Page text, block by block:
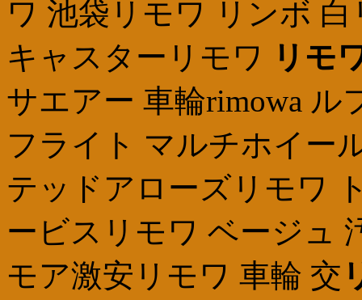
ワ 池袋リモワ リンボ
キャスターリモワ
リモ
サエアー 車輪rimowa
フライト マルチホイー
テッドアローズリモワ
ービスリモワ ベージュ
モア激安リモワ 車輪 交